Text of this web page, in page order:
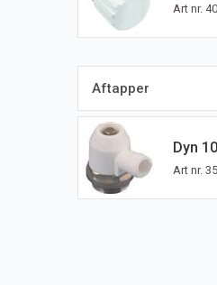
Art nr.
Aftapper
Dyn
Art nr.